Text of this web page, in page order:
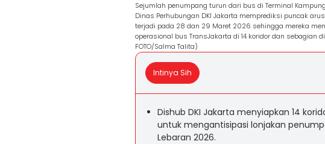
Sejumlah penumpang turun dari bus di Terminal
Dinas Perhubungan DKI Jakarta memprediksi puncak
terjadi pada 28 dan 29 Maret 2026 sehingga mereka
operasional bus TransJakarta di 14 koridor dan sebagian
FOTO/Salma Talita)
Intinya Sih
Dishub DKI Jakarta menyiapkan 14
untuk mengantisipasi lonjakan
Lebaran 2026.